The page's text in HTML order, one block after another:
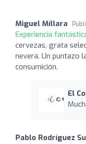
Miguel Míllara
Experiencia
cervezas, grata
nevera. Un puntazo
consumición.
El
Pablo Rodríguez